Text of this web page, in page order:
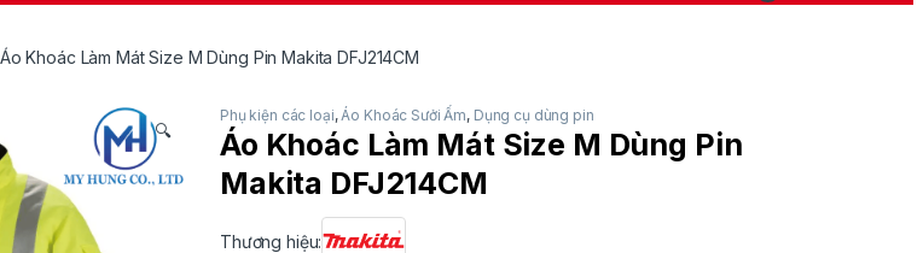
Áo Khoác Làm Mát Size M Dùng Pin Makita DFJ214CM
🔍
Phụ kiện các loại,Áo Khoác Sưởi Ấm, Dụng cụ dùng pin
Áo Khoác Làm Mát Size M Dùng Pin
Makita DFJ214CM
Thương hiệu: